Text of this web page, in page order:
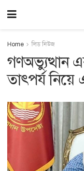
Home লিড নিউজ
গণঅভ্যুত্থান
তাৎপর্য নিয়ে